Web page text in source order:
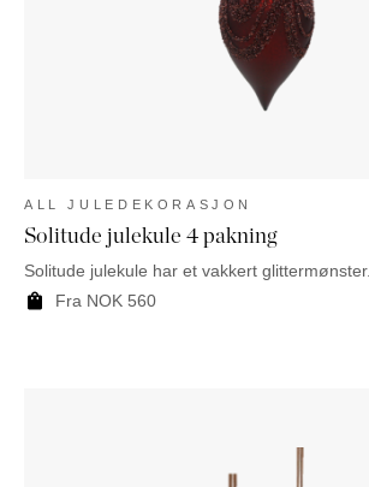
ALL JULEDEKORASJON
Solitude julekule 4 pakning
Solitude julekule har et vakkert glittermønster.
Fra NOK 560